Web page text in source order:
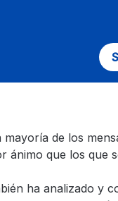
mayoría de los
ánimo que los que
ha analizado y